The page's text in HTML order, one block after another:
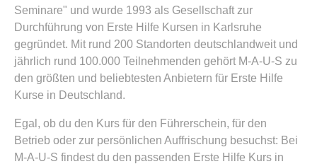
Seminare" und wurde 1993 als Gesellschaft zur
Durchführung von Erste Hilfe Kursen in Karlsruhe
gegründet. Mit rund 200 Standorten deutschlandweit und
jährlich rund 100.000 Teilnehmenden gehört M-A-U-S zu
den größten und beliebtesten Anbietern für Erste Hilfe
Kurse in Deutschland.
Egal, ob du den Kurs für den Führerschein, für den
Betrieb oder zur persönlichen Auffrischung besuchst: Bei
M-A-U-S findest du den passenden Erste Hilfe Kurs in